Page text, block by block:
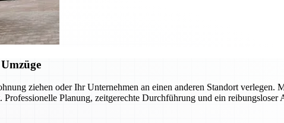
ziehen oder Ihr Unternehmen an einen anderen Standort verlegen.
Planung, zeitgerechte Durchführung und ein reibungsloser